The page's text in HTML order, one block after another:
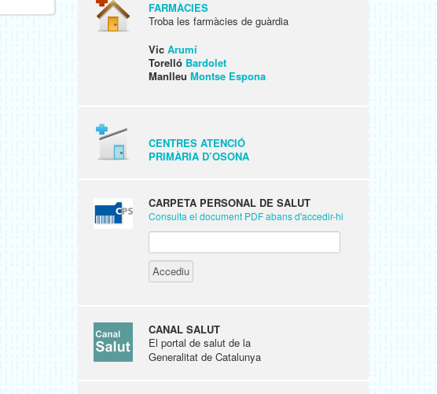
FARMÀCIES
Troba les farmàcies de guàrdia
Vic Arumí
Torelló Bardolet
Manlleu Montse Espona
CENTRES ATENCIÓ
PRIMÀRIA D’OSONA
CARPETA PERSONAL DE SALUT
Consulta el document PDF abans d'accedir-hi
CANAL SALUT
El portal de salut de la
Generalitat de Catalunya